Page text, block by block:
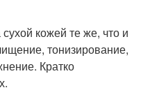
кожей те же, что и
тонизирование,
Кратко